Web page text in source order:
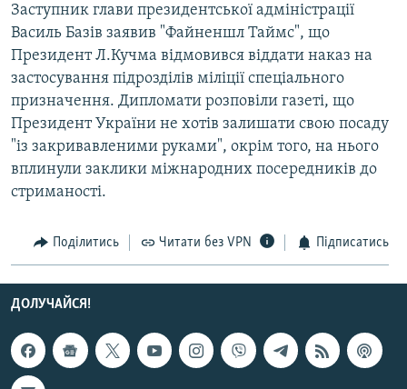
Заступник глави президентської адміністрації
Василь Базів заявив "Файненшл Таймс", що
Президент Л.Кучма відмовився віддати наказ на
застосування підрозділів міліції спеціального
призначення. Дипломати розповіли газеті, що
Президент України не хотів залишати свою посаду
"із закривавленими руками", окрім того, на нього
вплинули заклики міжнародних посередників до
стриманості.
Поділитись Читати без VPN Підписатись
ДОЛУЧАЙСЯ!